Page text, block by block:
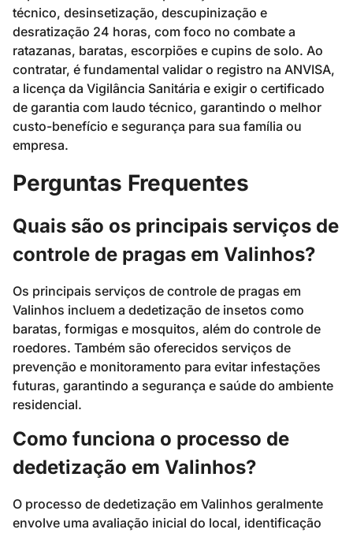
técnico, desinsetização, descupinização e
desratização 24 horas, com foco no combate a
ratazanas, baratas, escorpiões e cupins de solo. Ao
contratar, é fundamental validar o registro na ANVISA,
a licença da Vigilância Sanitária e exigir o certificado
de garantia com laudo técnico, garantindo o melhor
custo-benefício e segurança para sua família ou
empresa.
Perguntas Frequentes
Quais são os principais serviços de
controle de pragas em Valinhos?
Os principais serviços de controle de pragas em
Valinhos incluem a dedetização de insetos como
baratas, formigas e mosquitos, além do controle de
roedores. Também são oferecidos serviços de
prevenção e monitoramento para evitar infestações
futuras, garantindo a segurança e saúde do ambiente
residencial.
Como funciona o processo de
dedetização em Valinhos?
O processo de dedetização em Valinhos geralmente
envolve uma avaliação inicial do local, identificação